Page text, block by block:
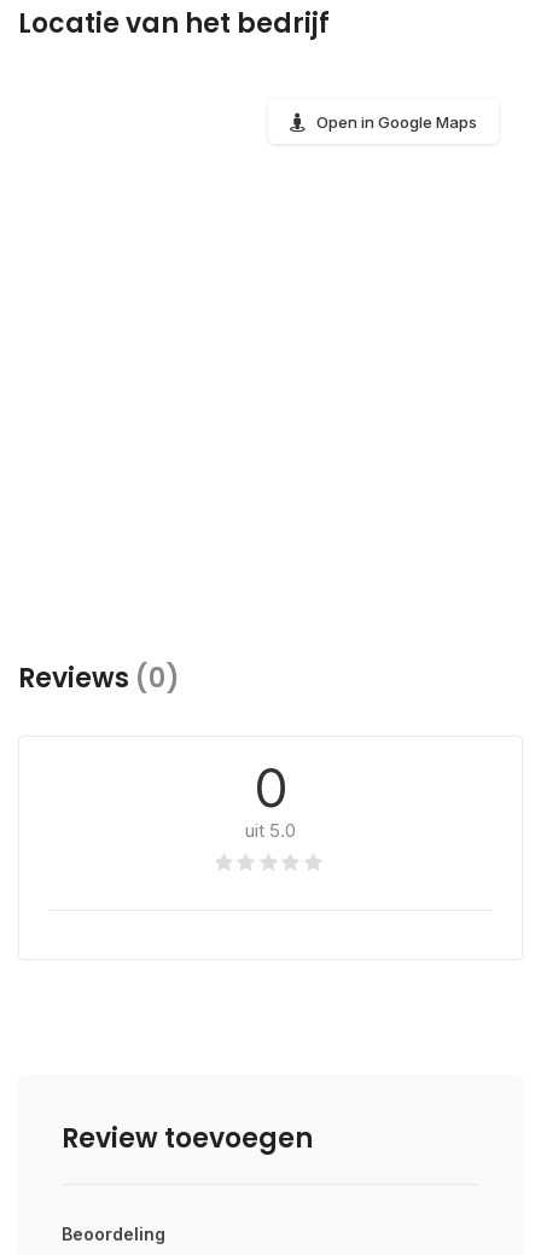
Locatie van het bedrijf
Open in Google Maps
Reviews (0)
0
uit 5.0
Review toevoegen
Beoordeling